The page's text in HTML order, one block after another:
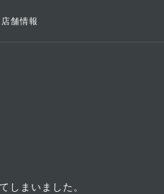
店舗情報
しまいました。